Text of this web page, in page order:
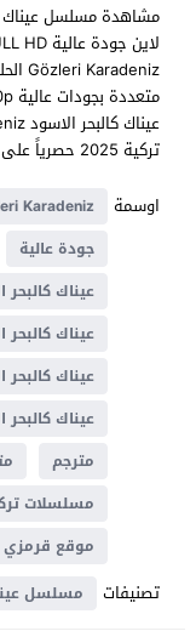
تركية 2025 حصرياً على موقع
اوسمة
Karadeniz
جودة عالية
عيناك كالبحر
عيناك كالبحر
عيناك كالبحر
عيناك كالبحر
مترجم
مسلسلات تركية
موقع قرمزي
تصنيفات مسلسل